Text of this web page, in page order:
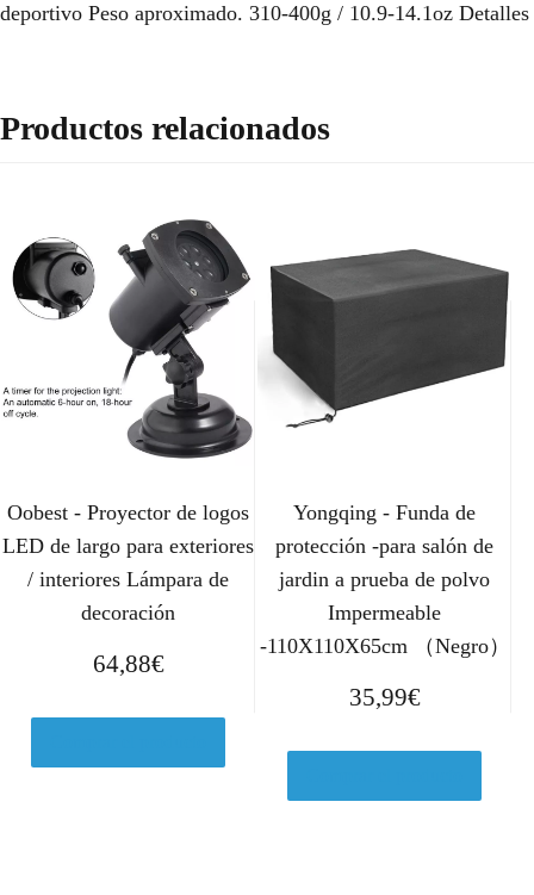
deportivo Peso aproximado. 310-400g / 10.9-14.1oz Detalles
Productos relacionados
Oobest - Proyector de logos
LED de largo para exteriores
/ interiores Lámpara de
decoración
64,88€
Yongqing - Funda de
protección -para salón de
jardin a prueba de polvo
Impermeable
-110X110X65cm （Negro）
35,99€